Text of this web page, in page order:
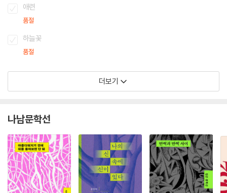
애련
품절
하늘꽃
품절
더보기
나남문학선